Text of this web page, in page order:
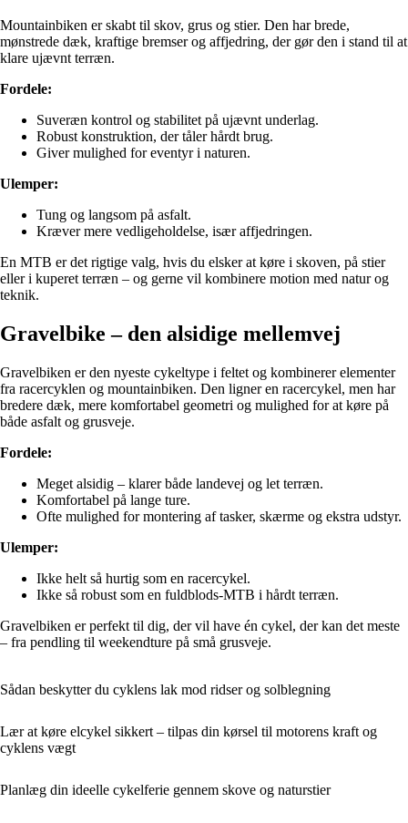
Mountainbiken er skabt til skov, grus og stier. Den har brede,
mønstrede dæk, kraftige bremser og affjedring, der gør den i stand til at
klare ujævnt terræn.
Fordele:
Suveræn kontrol og stabilitet på ujævnt underlag.
Robust konstruktion, der tåler hårdt brug.
Giver mulighed for eventyr i naturen.
Ulemper:
Tung og langsom på asfalt.
Kræver mere vedligeholdelse, især affjedringen.
En MTB er det rigtige valg, hvis du elsker at køre i skoven, på stier
eller i kuperet terræn – og gerne vil kombinere motion med natur og
teknik.
Gravelbike – den alsidige mellemvej
Gravelbiken er den nyeste cykeltype i feltet og kombinerer elementer
fra racercyklen og mountainbiken. Den ligner en racercykel, men har
bredere dæk, mere komfortabel geometri og mulighed for at køre på
både asfalt og grusveje.
Fordele:
Meget alsidig – klarer både landevej og let terræn.
Komfortabel på lange ture.
Ofte mulighed for montering af tasker, skærme og ekstra udstyr.
Ulemper:
Ikke helt så hurtig som en racercykel.
Ikke så robust som en fuldblods-MTB i hårdt terræn.
Gravelbiken er perfekt til dig, der vil have én cykel, der kan det meste
– fra pendling til weekendture på små grusveje.
Sådan beskytter du cyklens lak mod ridser og solblegning
Lær at køre elcykel sikkert – tilpas din kørsel til motorens kraft og
cyklens vægt
Planlæg din ideelle cykelferie gennem skove og naturstier